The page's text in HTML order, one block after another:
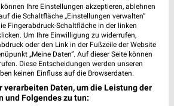
XXL Ulm Neu-Ulm
Str. 4
Ulm
- 20:00 Uhr |
Geschlossen
• Angebote: 1 Prospekt
können Ihre Einstellungen akzeptieren, ablehnen
die Schaltfläche „Einstellungen verwalten“
Fingerabdruck-Schaltfläche in der linken
Um Ihre Einwilligung zu widerrufen,
oder den Link in der Fußzeile der Website
„Meine Daten“. Auf dieser Seite können
Diese Entscheidungen werden unseren
keinen Einfluss auf die Browserdaten.
verarbeiten Daten, um die Leistung der
und Folgendes zu tun: